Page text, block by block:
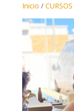
Inicio / CURSOS